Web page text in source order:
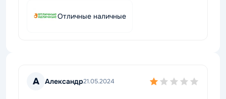
Отличные наличные
А Александр21.05.2024